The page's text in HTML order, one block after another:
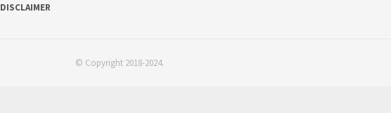
DISCLAIMER
© Copyright 2018-2024.